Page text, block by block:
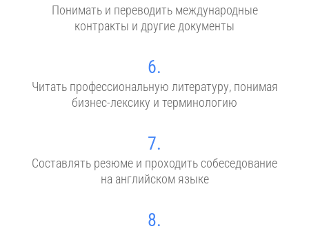
Понимать и переводить международные
контракты и другие документы
6.
Читать профессиональную литературу, понимая
бизнес-лексику и терминологию
7.
Составлять резюме и проходить собеседование
на английском языке
8.